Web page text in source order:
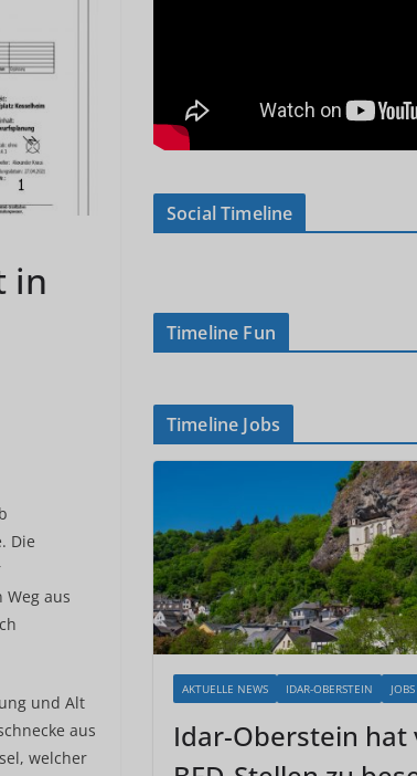
in
Die
aus
und Alt
aus
welcher
Social Timeline
Timeline Fun
Timeline Jobs
AKTUELLE NEWS IDAR-OBERSTEIN JOBS
Idar-Oberstein hat